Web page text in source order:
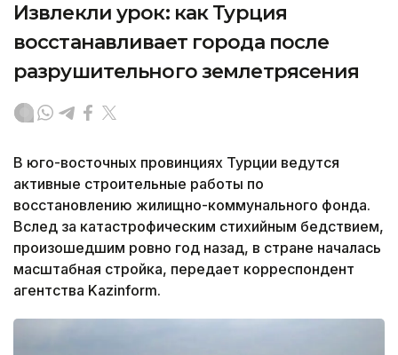
Извлекли урок: как Турция
восстанавливает города после
разрушительного землетрясения
В юго-восточных провинциях Турции ведутся
активные строительные работы по
восстановлению жилищно-коммунального фонда.
Вслед за катастрофическим стихийным бедствием,
произошедшим ровно год назад, в стране началась
масштабная стройка, передает корреспондент
агентства Kazinform.